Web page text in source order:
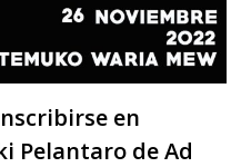
en
Pelantaro de Ad